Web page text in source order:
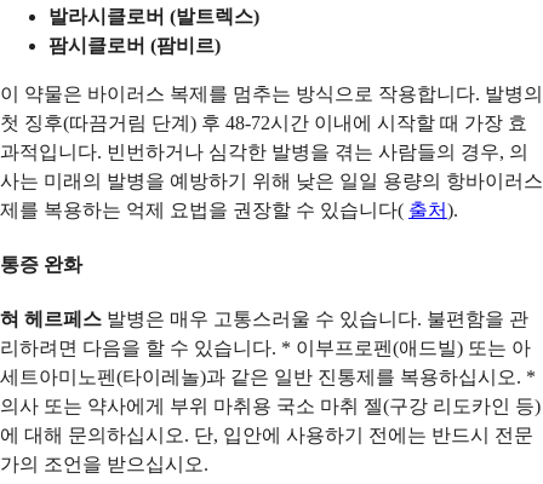
발라시클로버 (발트렉스)
팜시클로버 (팜비르)
이 약물은 바이러스 복제를 멈추는 방식으로 작용합니다. 발병의
첫 징후(따끔거림 단계) 후 48-72시간 이내에 시작할 때 가장 효
과적입니다. 빈번하거나 심각한 발병을 겪는 사람들의 경우, 의
사는 미래의 발병을 예방하기 위해 낮은 일일 용량의 항바이러스
제를 복용하는 억제 요법을 권장할 수 있습니다( 출처).
통증 완화
혀 헤르페스 발병은 매우 고통스러울 수 있습니다. 불편함을 관
리하려면 다음을 할 수 있습니다. * 이부프로펜(애드빌) 또는 아
세트아미노펜(타이레놀)과 같은 일반 진통제를 복용하십시오. *
의사 또는 약사에게 부위 마취용 국소 마취 젤(구강 리도카인 등)
에 대해 문의하십시오. 단, 입안에 사용하기 전에는 반드시 전문
가의 조언을 받으십시오.